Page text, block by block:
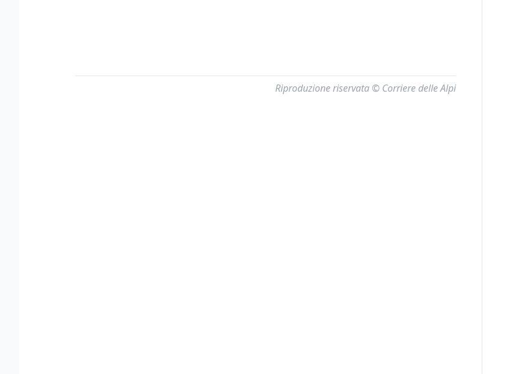
Riproduzione riservata © Corriere delle Alpi